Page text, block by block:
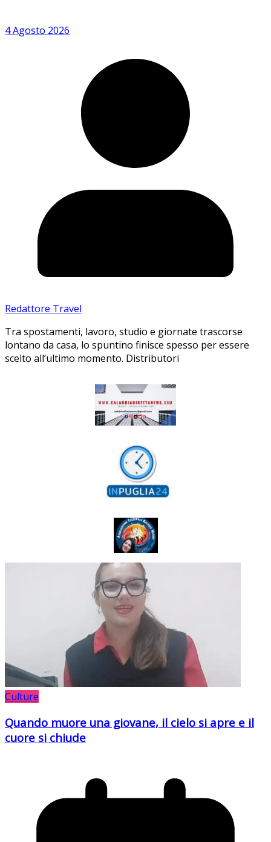
4 Agosto 2026
Redattore Travel
Tra spostamenti, lavoro, studio e giornate trascorse
lontano da casa, lo spuntino finisce spesso per essere
scelto all’ultimo momento. Distributori
Culture
Quando muore una giovane, il cielo si apre e il
cuore si chiude